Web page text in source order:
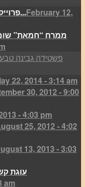
פרוייקט שותפות למטבח מציג: מתכוני...February 12,
ממרח “חמאת”
22, 2014 - 3:14 am
30, 2012 - 9:00
- 4:03 pm
25, 2012 - 4:02
13, 2013 - 3:03
עוגת
am